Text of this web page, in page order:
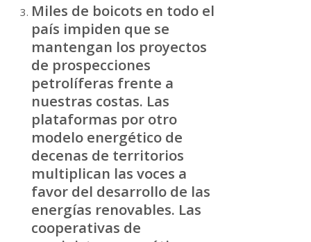
Miles de boicots en todo el
país impiden que se
mantengan los proyectos
de prospecciones
petrolíferas frente a
nuestras costas. Las
plataformas por otro
modelo energético de
decenas de territorios
multiplican las voces a
favor del desarrollo de las
energías renovables. Las
cooperativas de